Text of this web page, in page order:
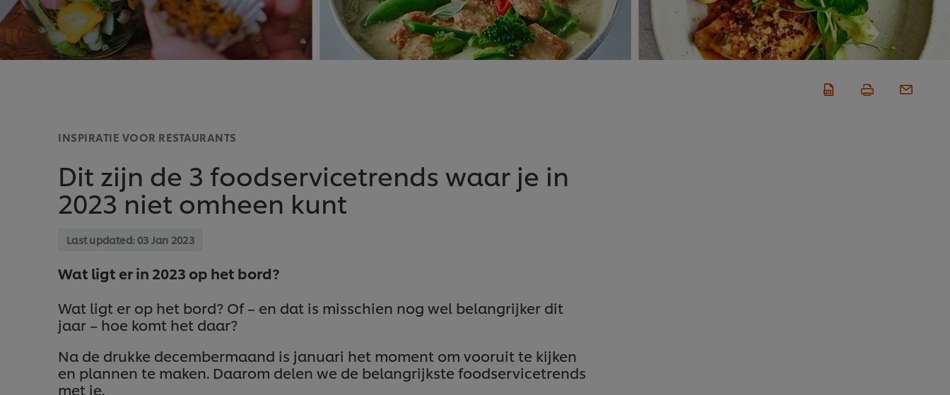
INSPIRATIE VOOR RESTAURANTS
Dit zijn de 3 foodservicetrends waar je in
2023 niet omheen kunt
Last updated: 03 Jan 2023
Wat ligt er in 2023 op het bord?
Wat ligt er op het bord? Of – en dat is misschien nog wel belangrijker dit
jaar – hoe komt het daar?
Na de drukke decembermaand is januari het moment om vooruit te kijken
en plannen te maken. Daarom delen we de belangrijkste foodservicetrends
met je.